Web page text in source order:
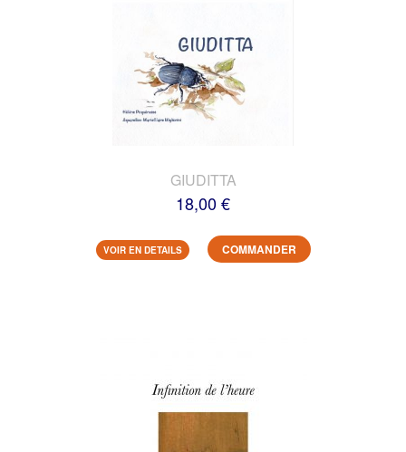
GIUDITTA
18,00 €
VOIR EN DETAILS COMMANDER